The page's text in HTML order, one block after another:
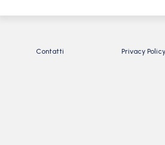
Contatti Privacy Policy